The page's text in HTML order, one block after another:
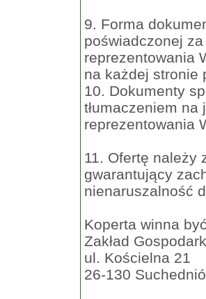
9. Forma
poświadczonej
reprezentowania
na każdej stronie
10. Dokumenty
tłumaczeniem
reprezentowania
11. Ofertę należy
gwarantujący
nienaruszalność
Koperta winna
Zakład
ul. Kościelna 21
26-130